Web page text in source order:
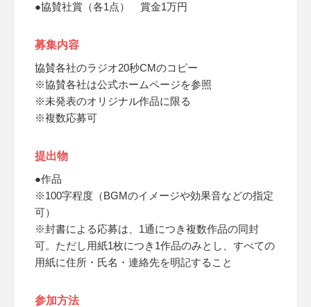
●協賛社賞（各1点） 賞金1万円
募集内容
協賛各社のラジオ20秒CMのコピー
※協賛各社は公式ホームページを参照
※未発表のオリジナル作品に限る
※複数応募可
提出物
●作品
※100字程度（BGMのイメージや効果音などの指定
可）
※封書による応募は、1通につき複数作品の同封
可。ただし用紙1枚につき1作品のみとし、すべての
用紙に住所・氏名・連絡先を明記すること
参加方法